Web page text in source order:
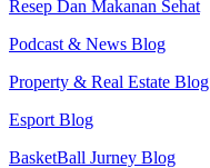
Resep Dan Makanan Sehat
Podcast & News Blog
Property & Real Estate Blog
Esport Blog
BasketBall Jurney Blog